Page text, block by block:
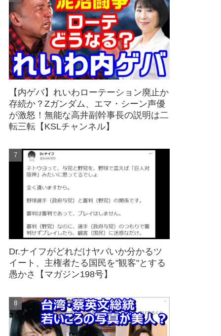
【内ゲバ】れいわローテーション廃止か
存続か？Zガンダム、エマ・シーン声優
が激怒！無能な高井副幹事長の説明は二
転三転【KSLチャンネル】
Dr.ナイフがどれだけヤバいか分かるツ
イート、主権者たる国民を"観客"とする
愚かさ【マガジン198号】